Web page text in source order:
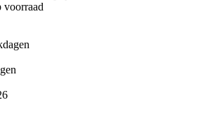
voorraad